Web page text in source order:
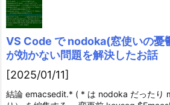
VS Code で nodoka(窓使いの憂
が効かない問題を解決したお話
[2025/01/11]
結論 emacsedit.* ( * は nodoka だったり